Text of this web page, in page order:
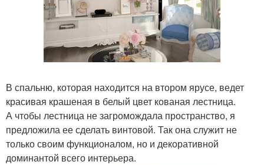
В спальню, которая находится на втором ярусе, ведет
красивая крашеная в белый цвет кованая лестница.
А чтобы лестница не загромождала пространство, я
предложила ее сделать винтовой. Так она служит не
только своим функционалом, но и декоративной
доминантой всего интерьера.